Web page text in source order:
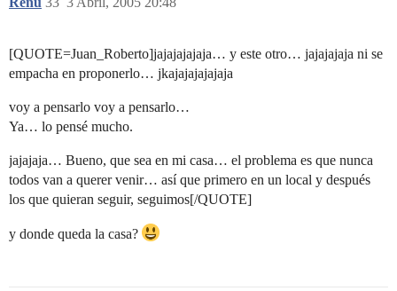
[QUOTE=Juan_Roberto]jajajajajaja… y este otro… jajajajaja ni se
empacha en proponerlo… jkajajajajajaja
voy a pensarlo voy a pensarlo…
Ya… lo pensé mucho.
jajajaja… Bueno, que sea en mi casa… el problema es que nunca
todos van a querer venir… así que primero en un local y después
los que quieran seguir, seguimos[/QUOTE]
y donde queda la casa?